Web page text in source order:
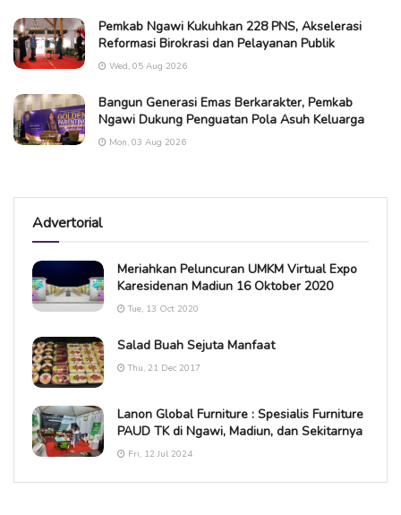
Pemkab Ngawi Kukuhkan 228 PNS, Akselerasi
Reformasi Birokrasi dan Pelayanan Publik
Wed, 05 Aug 2026
Bangun Generasi Emas Berkarakter, Pemkab
Ngawi Dukung Penguatan Pola Asuh Keluarga
Mon, 03 Aug 2026
Advertorial
Meriahkan Peluncuran UMKM Virtual Expo
Karesidenan Madiun 16 Oktober 2020
Tue, 13 Oct 2020
Salad Buah Sejuta Manfaat
Thu, 21 Dec 2017
Lanon Global Furniture : Spesialis Furniture
PAUD TK di Ngawi, Madiun, dan Sekitarnya
Fri, 12 Jul 2024